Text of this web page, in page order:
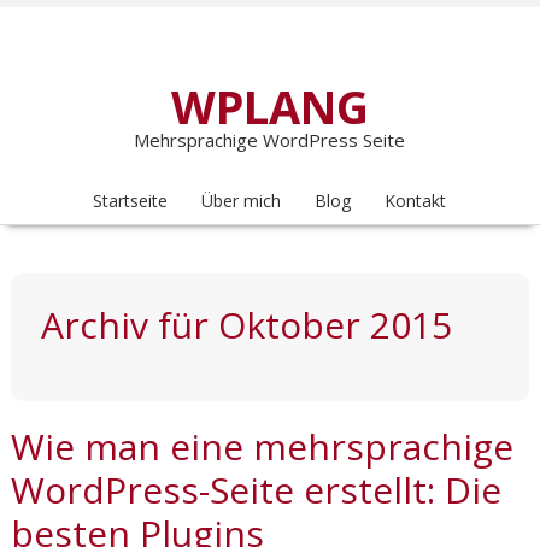
WPLANG
Mehrsprachige WordPress Seite
Startseite Über mich Blog Kontakt
Archiv für Oktober 2015
Wie man eine mehrsprachige
WordPress-Seite erstellt: Die
besten Plugins